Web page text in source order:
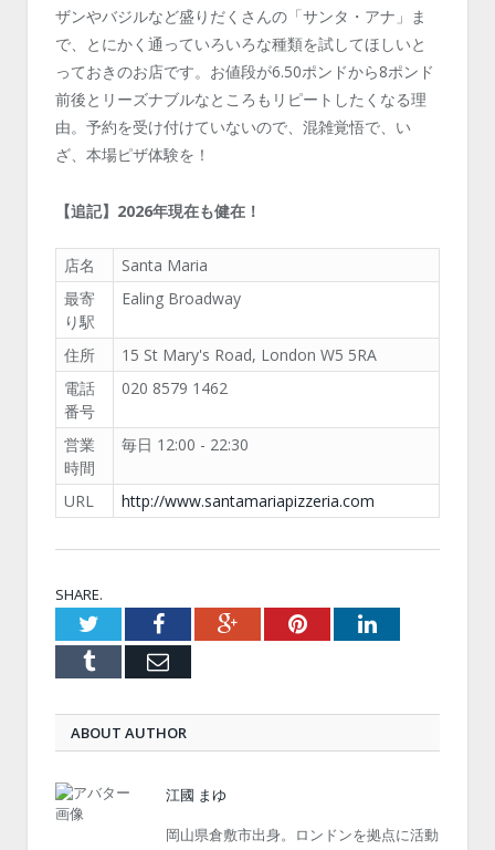
ザンやバジルなど盛りだくさんの「サンタ・アナ」ま
で、とにかく通っていろいろな種類を試してほしいと
っておきのお店です。お値段が6.50ポンドから8ポンド
前後とリーズナブルなところもリピートしたくなる理
由。予約を受け付けていないので、混雑覚悟で、い
ざ、本場ピザ体験を！
【追記】2026年現在も健在！
店名
Santa Maria
最寄
り駅
Ealing Broadway
住所
15 St Mary's Road, London W5 5RA
電話
番号
020 8579 1462
営業
時間
毎日 12:00 - 22:30
URL http://www.santamariapizzeria.com
SHARE.
TwitterFacebookGoogle+PinterestLinkedIn
Tumblr Email
ABOUT AUTHOR
江國 まゆ
岡山県倉敷市出身。ロンドンを拠点に活動